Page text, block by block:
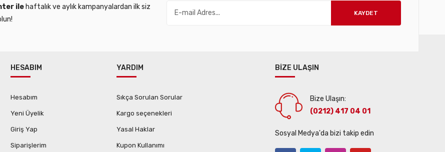
ilehaftalık ve aylık kampanyalardan ilk siz
KAYDET
HESABIM
Hesabım
Yeni Üyelik
Giriş Yap
Siparişlerim
YARDIM
Sıkça Sorulan Sorular
Kargo seçenekleri
Yasal Haklar
Kupon Kullanımı
BİZE ULAŞIN
Bize Ulaşın:
(0212) 417 04 01
Sosyal Medya'da bizi takip edin